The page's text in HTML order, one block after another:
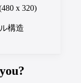
x 320)
構造